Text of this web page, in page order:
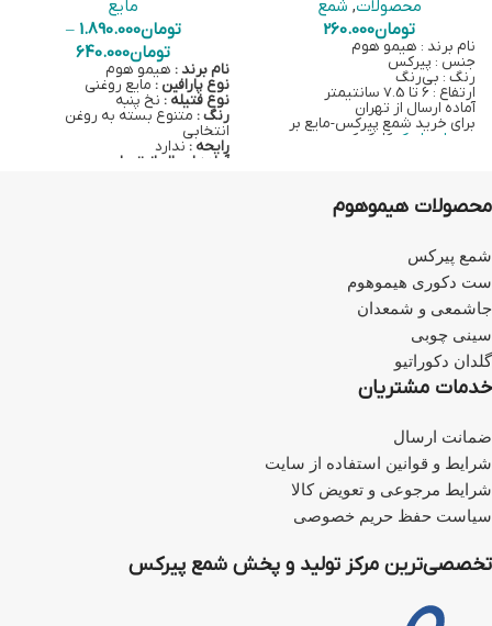
محصولات, شمع
تومان260.000
نام برند : هیمو هوم
جنس : پیرکس
رنگ : بی‌رنگ
ارتفاع : 6 تا 7.5 سانتیمتر
آماده ارسال از تهران
برای خرید شمع پیرکس-مایع بر
این لینک کلیک کنید
مایع
تومان1.890.000
–
تومان640.000
نام برند : هیمو هوم
نوع پارافین : مایع روغنی
نوع فتیله : نخ پنبه
رنگ : متنوع بسته به روغن
انتخابی
رایحه : ندارد
آماده ارسال از تهران
محصولات هیموهوم
شمع پیرکس
ست دکوری هیموهوم
جاشمعی و شمعدان
سینی چوبی
گلدان دکوراتیو
خدمات مشتریان
ضمانت ارسال
شرایط و قوانین استفاده از سایت
شرایط مرجوعی و تعویض کالا
سیاست حفظ حریم خصوصی
تخصصی‌ترین مرکز تولید و پخش شمع پیرکس